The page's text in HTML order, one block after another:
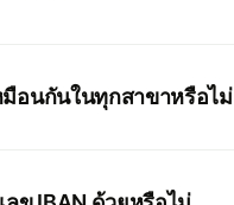
มือนกันในทุกสาขาหรือไม่